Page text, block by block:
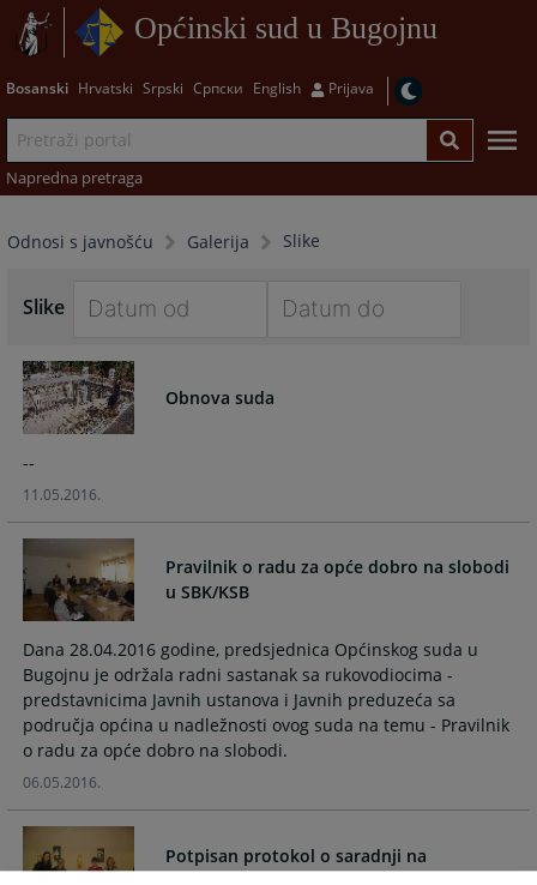
Općinski sud u Bugojnu
Bosanski Hrvatski Srpski Српски English Prijava
Napredna pretraga
Odnosi s javnošću Galerija Slike
Slike
forward
to
interact
calendar
and
select
a
date.
Press
the
question
mark
key
the
keyboard
shortcuts
to
select
Press
the
question
mark
key
keyboard
shortcuts
Obnova suda
--
11.05.2016.
Pravilnik o radu za opće dobro na slobodi
u SBK/KSB
Dana 28.04.2016 godine, predsjednica Općinskog suda u
Bugojnu je održala radni sastanak sa rukovodiocima -
predstavnicima Javnih ustanova i Javnih preduzeća sa
područja općina u nadležnosti ovog suda na temu - Pravilnik
o radu za opće dobro na slobodi.
06.05.2016.
Potpisan protokol o saradnji na